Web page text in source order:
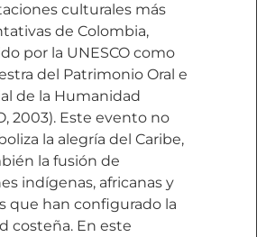
culturales más
de Colombia,
por la UNESCO como
del Patrimonio Oral e
de la Humanidad
2003). Este evento no
la alegría del Caribe,
la fusión de
indígenas, africanas y
que han configurado la
costeña. En este